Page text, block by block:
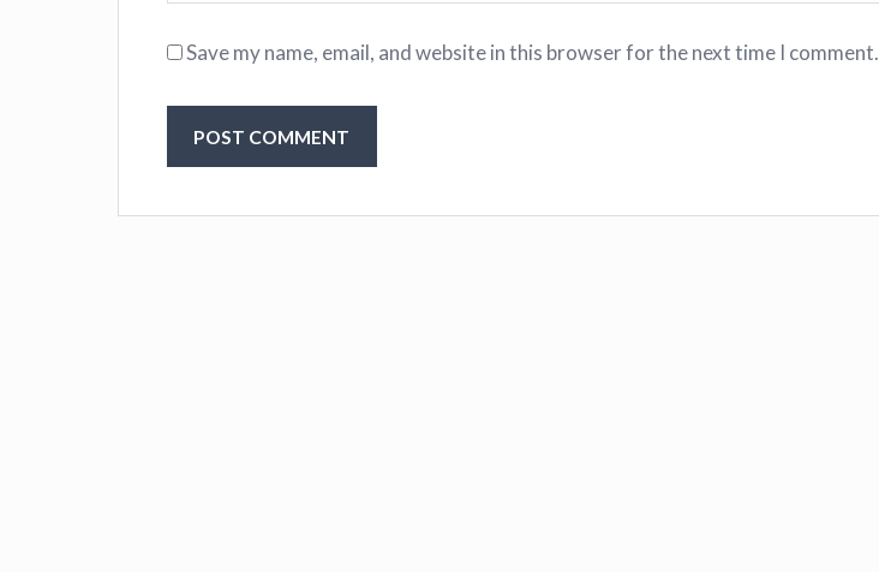
Save my name, email, and website in this browser for the next time I comment.